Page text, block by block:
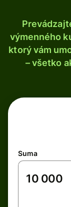
výmenného
ktorý vám
– všetko
Suma